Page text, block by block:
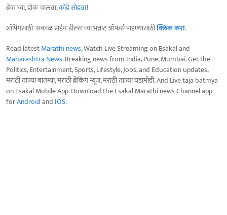
ब्रेक घ्या, डोकं चालवा,कोडे सोडवा!
शॉपिंगसाठी 'सकाळ प्राईम डील्स'च्या भन्नाट ऑफर्स पाहण्यासाठीक्लिक करा.
Read latestMarathi news, Watch Live Streaming on Esakal and
Maharashtra News. Breaking news from India, Pune, Mumbai. Get the
Politics, Entertainment, Sports, Lifestyle, Jobs, and Education updates,
मराठी ताज्या बातम्या, मराठी ब्रेकिंग न्यूज, मराठी ताज्या घडामोडी. And Live taja batmya
on Esakal Mobile App. Download the Esakal Marathi news Channel app
forAndroidand IOS.